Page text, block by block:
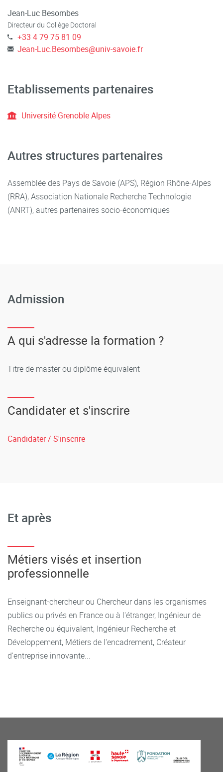
Jean-Luc Besombes
Directeur du Collège Doctoral
+33 4 79 75 81 09
Jean-Luc.Besombes@univ-savoie.fr
Etablissements partenaires
Université Grenoble Alpes
Autres structures partenaires
Assemblée des Pays de Savoie (APS), Région Rhône-Alpes
(RRA), Association Nationale Recherche Technologie
(ANRT), autres partenaires socio-économiques
Admission
A qui s'adresse la formation ?
Titre de master ou diplôme équivalent
Candidater et s'inscrire
Candidater / S'inscrire
Et après
Métiers visés et insertion
professionnelle
Enseignant-chercheur ou Chercheur dans les organismes
publics ou privés en France ou à l'étranger, Ingénieur de
Recherche ou équivalent, Ingénieur Recherche et
Développement, Métiers de l'encadrement, Créateur
d'entreprise innovante...